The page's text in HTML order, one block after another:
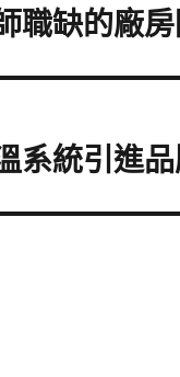
職缺的廠
系統引進